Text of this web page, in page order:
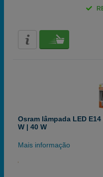
Osram lâmpada LED
W | 40 W
Mais informação